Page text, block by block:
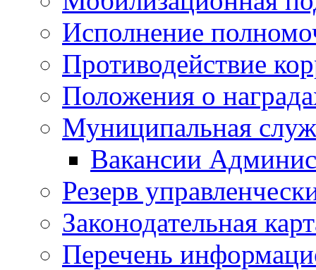
Исполнение
Противодействие
Положения о
Муниципальная
Вакансии
Резерв
Законодательная
Перечень